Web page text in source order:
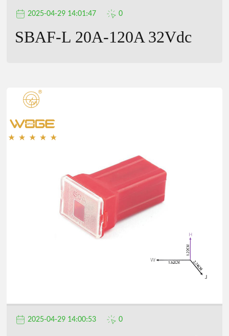
2025-04-29 14:01:47 0
SBAF-L 20A-120A 32Vdc
2025-04-29 14:00:53 0